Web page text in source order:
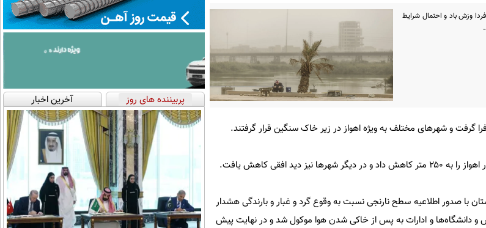
وزش باد و احتمال شرایط
گرفت و شهرهای مختلف به ویژه اهواز در زیر خاک سنگین قرار گرفتند.
دید افقی کاهش یافت.
با صدور اطلاعیه سطح نارنجی نسبت به وقوع گرد و غبار و بارندگی هشدار
و دانشگاه‌ها و ادارات به پس از خاکی شدن هوا موکول شد و در نهایت پیش
پربیننده های روز آخرین اخبار